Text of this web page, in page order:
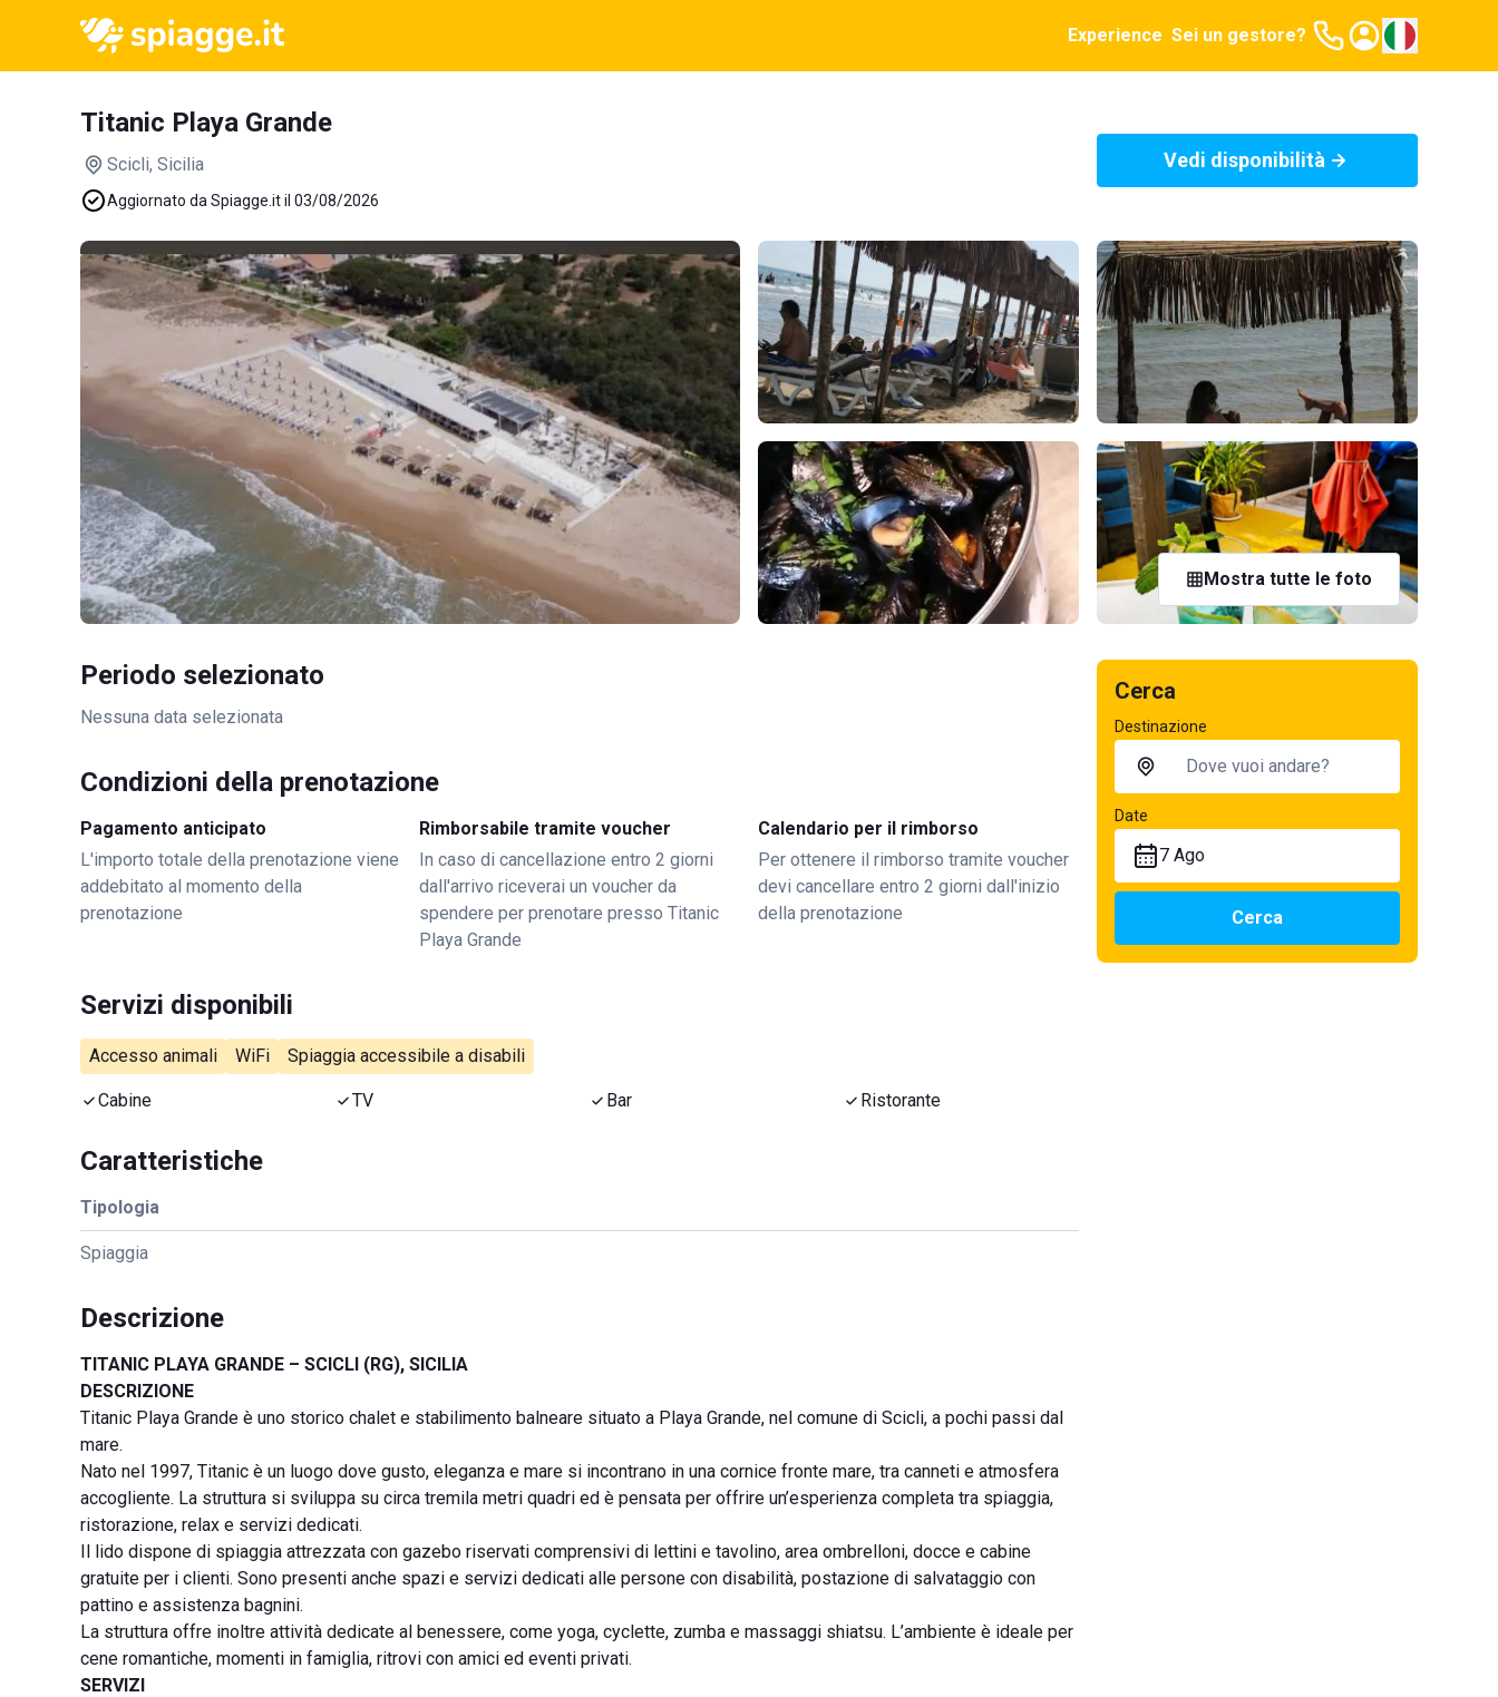
Experience Sei un gestore?
Titanic Playa Grande
Scicli, Sicilia
Aggiornato da Spiagge.it il 03/08/2026
Vedi disponibilità
Mostra tutte le foto
Periodo selezionato
Nessuna data selezionata
Condizioni della prenotazione
Pagamento anticipato
L'importo totale della prenotazione viene
addebitato al momento della
prenotazione
Rimborsabile tramite voucher
In caso di cancellazione entro 2 giorni
dall'arrivo riceverai un voucher da
spendere per prenotare presso Titanic
Playa Grande
Calendario per il rimborso
Per ottenere il rimborso tramite voucher
devi cancellare entro 2 giorni dall'inizio
della prenotazione
Servizi disponibili
Accesso animali WiFi Spiaggia accessibile a disabili
Cabine TV Bar Ristorante
Caratteristiche
Tipologia
Spiaggia
Descrizione
TITANIC PLAYA GRANDE – SCICLI (RG), SICILIA
DESCRIZIONE
Titanic Playa Grande è uno storico chalet e stabilimento balneare situato a Playa Grande, nel comune di Scicli, a pochi passi dal
mare.
Nato nel 1997, Titanic è un luogo dove gusto, eleganza e mare si incontrano in una cornice fronte mare, tra canneti e atmosfera
accogliente. La struttura si sviluppa su circa tremila metri quadri ed è pensata per offrire un’esperienza completa tra spiaggia,
ristorazione, relax e servizi dedicati.
Il lido dispone di spiaggia attrezzata con gazebo riservati comprensivi di lettini e tavolino, area ombrelloni, docce e cabine
gratuite per i clienti. Sono presenti anche spazi e servizi dedicati alle persone con disabilità, postazione di salvataggio con
pattino e assistenza bagnini.
La struttura offre inoltre attività dedicate al benessere, come yoga, cyclette, zumba e massaggi shiatsu. L’ambiente è ideale per
cene romantiche, momenti in famiglia, ritrovi con amici ed eventi privati.
SERVIZI
Cerca
Destinazione
Date
7 Ago
Cerca